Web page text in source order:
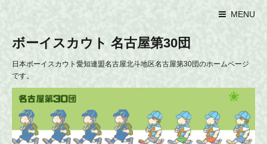
MENU
ボーイスカウト 名古屋第30団
日本ボーイスカウト愛知連盟名古屋北斗地区名古屋第30団のホームページ
です。